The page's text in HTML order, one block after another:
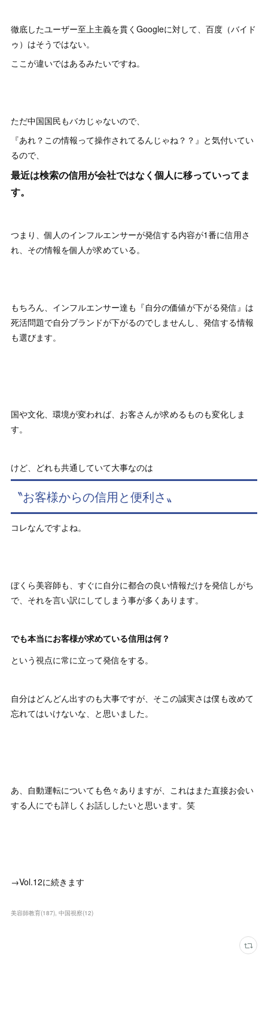
徹底したユーザー至上主義を貫くGoogleに対して、百度（バイド
ゥ）はそうではない。
ここが違いではあるみたいですね。
ただ中国国民もバカじゃないので、
『あれ？この情報って操作されてるんじゃね？？』と気付いてい
るので、
最近は検索の信用が会社ではなく個人に移っていってま
す。
つまり、個人のインフルエンサーが発信する内容が1番に信用さ
れ、その情報を個人が求めている。
もちろん、インフルエンサー達も『自分の価値が下がる発信』は
死活問題で自分ブランドが下がるのでしませんし、発信する情報
も選びます。
国や文化、環境が変われば、お客さんが求めるものも変化しま
す。
けど、どれも共通していて大事なのは
〝お客様からの信用と便利さ〟
コレなんですよね。
ぼくら美容師も、すぐに自分に都合の良い情報だけを発信しがち
で、それを言い訳にしてしまう事が多くあります。
でも本当にお客様が求めている信用は何？
という視点に常に立って発信をする。
自分はどんどん出すのも大事ですが、そこの誠実さは僕も改めて
忘れてはいけないな、と思いました。
あ、自動運転についても色々ありますが、これはまた直接お会い
する人にでも詳しくお話ししたいと思います。笑
→Vol.12に続きます
美容師教育(187) 中国視察(12)